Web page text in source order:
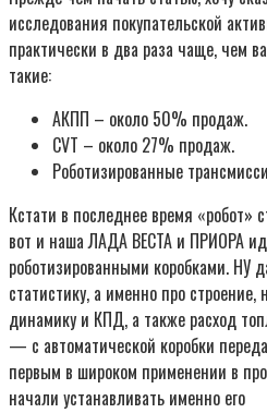
исследования покупательской
практически в два раза чаще, чем
такие:
АКПП – около 50% продаж.
CVT – около 27% продаж.
Роботизированные
Кстати в последнее время «робот»
вот и наша ЛАДА ВЕСТА и ПРИОРА
роботизированными коробками. НУ
статистику, а именно про строение,
динамику и КПД, а также расход
— с автоматической коробки
первым в широком применении в
начали устанавливать именно его